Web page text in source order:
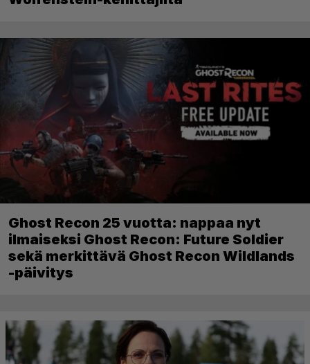
Ghost Recon 25 vuotta: nappaa nyt
ilmaiseksi Ghost Recon: Future Soldier
sekä merkittävä Ghost Recon Wildlands
-päivitys